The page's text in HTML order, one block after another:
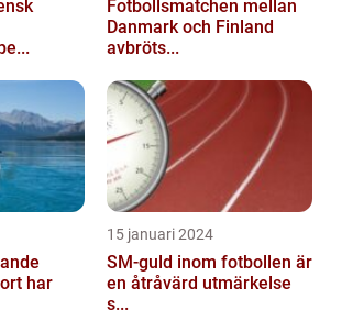
Fotbollsmatchen mellan
Danmark och Finland
avbröts...
har
15 januari 2024
SM-guld inom fotbollen är
en åtråvärd utmärkelse
s...